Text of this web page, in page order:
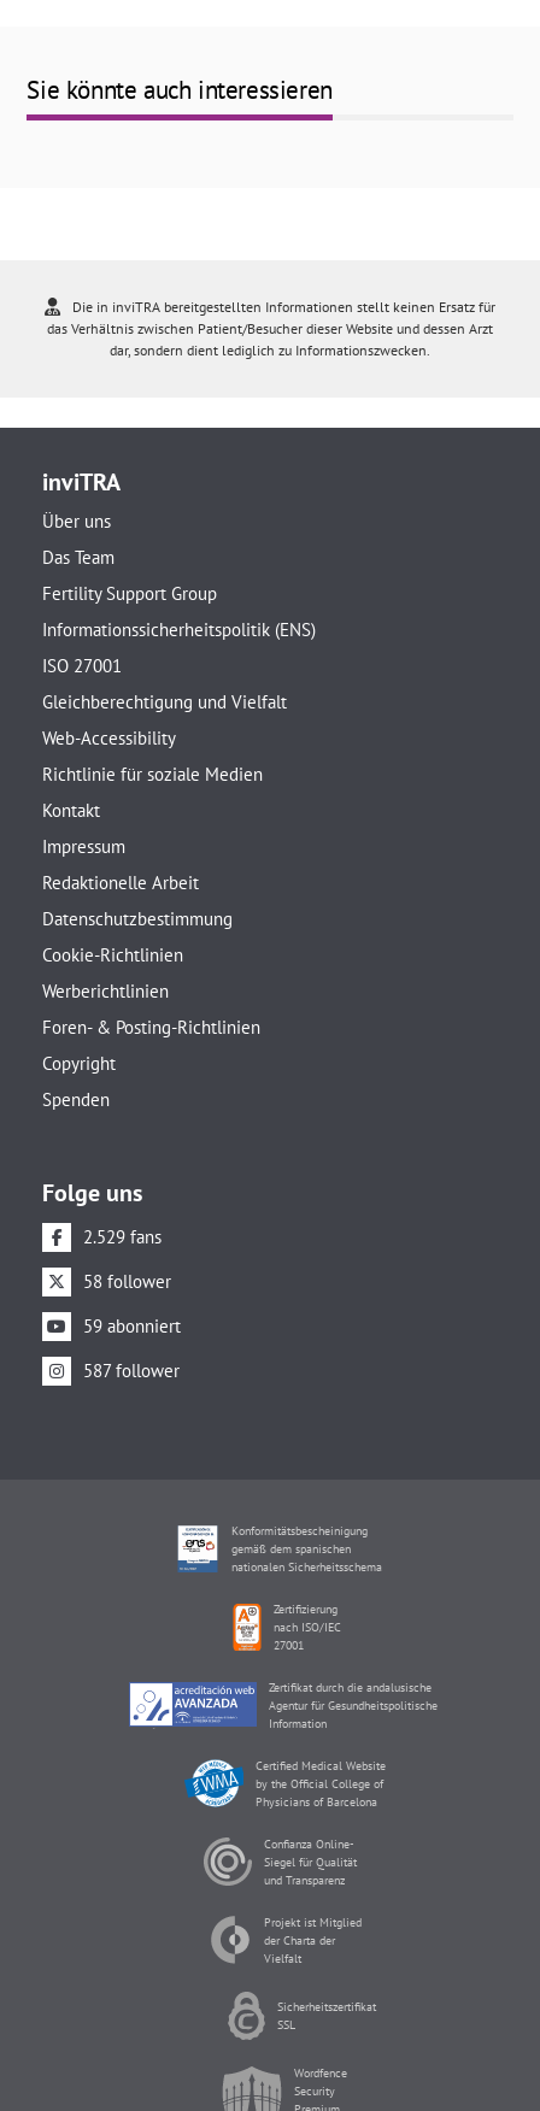
Sie könnte auch interessieren
Die in inviTRA bereitgestellten Informationen stellt keinen Ersatz für
das Verhältnis zwischen Patient/Besucher dieser Website und dessen Arzt
dar, sondern dient lediglich zu Informationszwecken.
inviTRA
Über uns
Das Team
Fertility Support Group
Informationssicherheitspolitik (ENS)
ISO 27001
Gleichberechtigung und Vielfalt
Web-Accessibility
Richtlinie für soziale Medien
Kontakt
Impressum
Redaktionelle Arbeit
Datenschutzbestimmung
Cookie-Richtlinien
Werberichtlinien
Foren- & Posting-Richtlinien
Copyright
Spenden
Folge uns
2.529 fans
58 follower
59 abonniert
587 follower
Konformitätsbescheinigung
gemäß dem spanischen
nationalen Sicherheitsschema
Zertifizierung
nach ISO/IEC
27001
Zertifikat durch die andalusische
Agentur für Gesundheitspolitische
Information
Certified Medical Website
by the Official College of
Physicians of Barcelona
Confianza Online-
Siegel für Qualität
und Transparenz
Projekt ist Mitglied
der Charta der
Vielfalt
Sicherheitszertifikat
SSL
Wordfence
Security